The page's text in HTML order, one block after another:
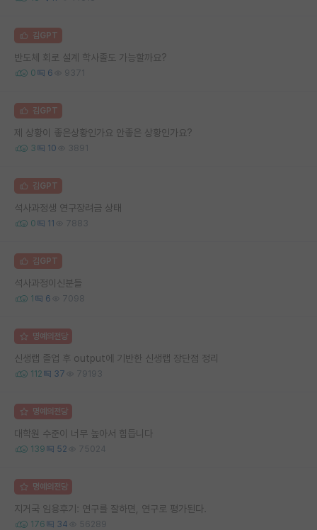
김GPT
반도체 회로 설계 학사졸도 가능할까요?
0 6 9371
김GPT
제 상황이 좋은상황인가요 안좋은 상황인가요?
3 10 3891
김GPT
석사과정생 연구장려금 상태
0 11 7883
김GPT
석사과정이신분들
1 6 7098
명예의전당
신생랩 졸업 후 output에 기반한 신생랩 장단점 정리
112 37 79193
명예의전당
대학원 수준이 너무 높아서 힘듭니다
139 52 75024
명예의전당
지거국 임용후기: 연구를 잘하면, 연구로 평가된다.
176 34 56289